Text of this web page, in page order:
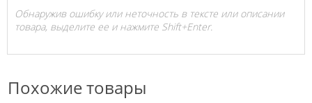
Обнаружив ошибку или неточность в тексте или описании
товара, выделите ее и нажмите Shift+Enter.
Похожие товары